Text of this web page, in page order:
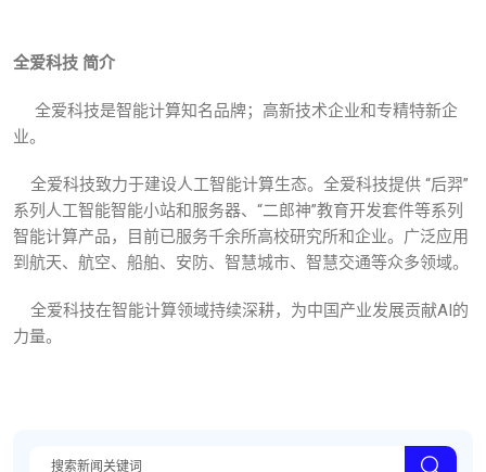
全爱科技 简介
全爱科技是智能计算知名品牌；高新技术企业和专精特新企
业。
全爱科技致力于建设人工智能计算生态。全爱科技提供 “后羿”
系列人工智能智能小站和服务器、“二郎神”教育开发套件等系列
智能计算产品，目前已服务千余所高校研究所和企业。广泛应用
到航天、航空、船舶、安防、智慧城市、智慧交通等众多领域。
全爱科技在智能计算领域持续深耕，为中国产业发展贡献AI的
力量。